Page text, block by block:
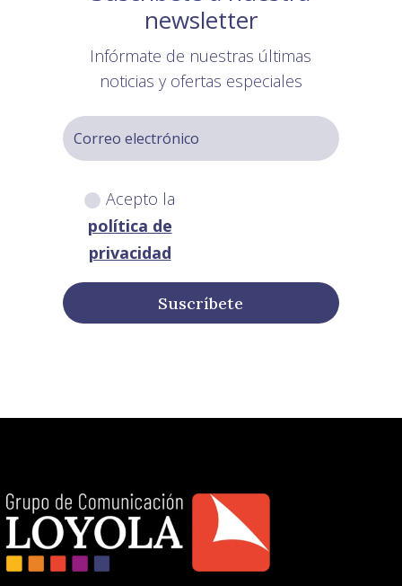
newsletter
Infórmate de nuestras últimas
noticias y ofertas especiales
Acepto la
política de
privacidad
Suscríbete